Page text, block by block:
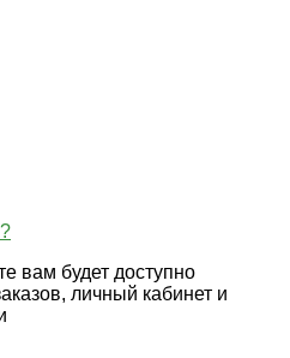
вам будет доступно
личный кабинет и